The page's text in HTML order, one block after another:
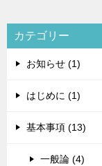
カテゴリー
お知らせ (1)
はじめに (1)
基本事項 (13)
一般論 (4)